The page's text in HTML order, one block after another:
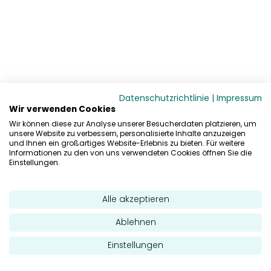
Datenschutzrichtlinie | Impressum
Wir verwenden Cookies
Wir können diese zur Analyse unserer Besucherdaten platzieren, um
unsere Website zu verbessern, personalisierte Inhalte anzuzeigen
und Ihnen ein großartiges Website-Erlebnis zu bieten. Für weitere
Informationen zu den von uns verwendeten Cookies öffnen Sie die
Einstellungen.
Alle akzeptieren
Ablehnen
Einstellungen